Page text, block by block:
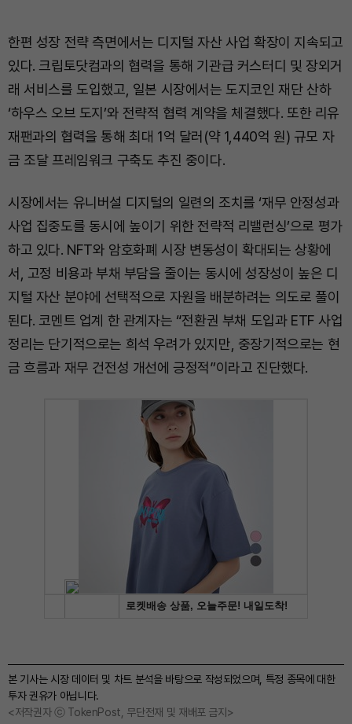
한편 성장 전략 측면에서는 디지털 자산 사업 확장이 지속되고
있다. 크립토닷컴과의 협력을 통해 기관급 커스터디 및 장외거
래 서비스를 도입했고, 일본 시장에서는 도지코인 재단 산하
‘하우스 오브 도지’와 전략적 협력 계약을 체결했다. 또한 리유
재팬과의 협력을 통해 최대 1억 달러(약 1,440억 원) 규모 자
금 조달 프레임워크 구축도 추진 중이다.
시장에서는 유니버설 디지털의 일련의 조치를 ‘재무 안정성과
사업 집중도를 동시에 높이기 위한 전략적 리밸런싱’으로 평가
하고 있다. NFT와 암호화폐 시장 변동성이 확대되는 상황에
서, 고정 비용과 부채 부담을 줄이는 동시에 성장성이 높은 디
지털 자산 분야에 선택적으로 자원을 배분하려는 의도로 풀이
된다. 코멘트 업계 한 관계자는 “전환권 부채 도입과 ETF 사업
정리는 단기적으로는 희석 우려가 있지만, 중장기적으로는 현
금 흐름과 재무 건전성 개선에 긍정적”이라고 진단했다.
본 기사는 시장 데이터 및 차트 분석을 바탕으로 작성되었으며, 특정 종목에 대한
투자 권유가 아닙니다.
<저작권자 ⓒ TokenPost, 무단전재 및 재배포 금지>